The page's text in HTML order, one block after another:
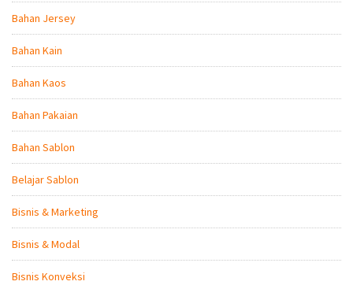
Bahan Jersey
Bahan Kain
Bahan Kaos
Bahan Pakaian
Bahan Sablon
Belajar Sablon
Bisnis & Marketing
Bisnis & Modal
Bisnis Konveksi